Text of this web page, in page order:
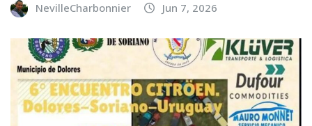
NevilleCharbonnier Jun 7, 2026